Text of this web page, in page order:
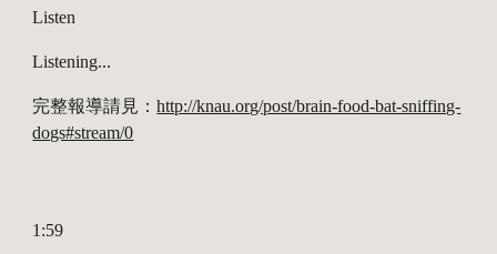
Listen
Listening...
完整報導請見：http://knau.org/post/brain-food-bat-sniffing-
dogs#stream/0
1:59